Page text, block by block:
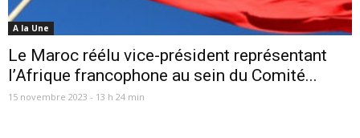
A la Une
Le Maroc réélu vice-président représentant
l’Afrique francophone au sein du Comité...
15 novembre 2023 - 13 h 24 min